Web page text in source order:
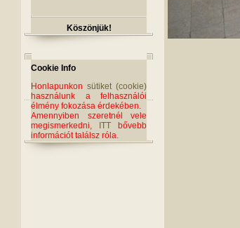
Köszönjük!
Cookie Info
Honlapunkon sütiket (cookie)
használunk a felhasználói
élmény fokozása érdekében.
Amennyiben szeretnél vele
megismerkedni,
ITT bővebb
információt találsz róla.